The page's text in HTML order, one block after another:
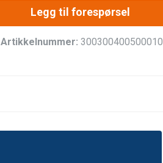
Legg til forespørsel
Artikkelnummer: 300300400500010